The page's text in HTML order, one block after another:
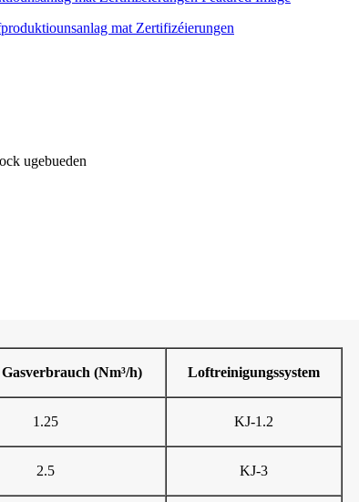
ugebueden
(Nm³/h) Loftreinigungssystem
1.25 KJ-1.2
2.5 KJ-3